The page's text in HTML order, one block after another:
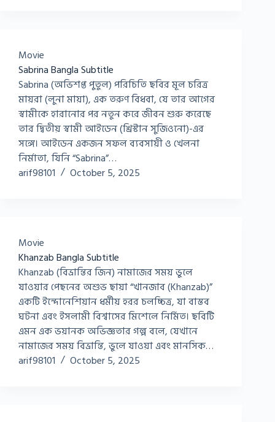
Movie
Sabrina Bangla Subtitle
Sabrina (অভিশপ্ত পুতুল) পরিচিতি ছবির মূল চরিত্র
মায়রা (লুনা মায়া), এক তরুণ বিধবা, যে তার আগের
স্বামীকে হারানোর পর নতুন করে জীবন শুরু করেছে
তার দ্বিতীয় স্বামী আইডেন (খ্রিস্টান সুজিওনো)-এর
সঙ্গে। আইডেন একজন সফল ব্যবসায়ী ও খেলনা
নির্মাতা, যিনি “Sabrina”…
arif98101
October 5, 2025
Movie
Khanzab Bangla Subtitle
Khanzab (বিভ্রান্তির জিন) নামাজের সময় ভুলে
যাওয়ার পেছনের অশুভ ছায়া “খানজাব (Khanzab)”
একটি ইন্দোনেশিয়ান ধর্মীয় হরর চলচ্চিত্র, যা বাস্তব
ঘটনা এবং ইসলামী বিশ্বাসের মিশেলে নির্মিত। ছবিটি
এমন এক ভয়ানক অভিজ্ঞতার গল্প বলে, যেখানে
নামাজের সময় বিভ্রান্তি, ভুলে যাওয়া এবং মানসিক…
arif98101
October 5, 2025